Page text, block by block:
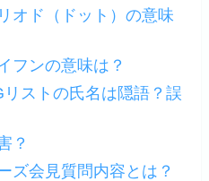
オド（ドット）の意味
フンの意味は？
ストの氏名は隠語？誤
？
ズ会見質問内容とは？